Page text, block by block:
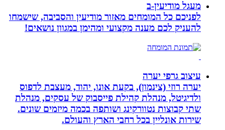
מעגל מודיעין-ב
לפניכם כל המומחים מאזור מודיעין והסביבה, שישמחו
להעניק לכם מענה מקצועי ומהימן במגוון נושאים!
עיצוב גרפי יערה
יערה רוזי (צינמון), בקעת אונו, יהוד, מעצבת לדפוס
ולדיגיטל, מנהלת קהילת פייסבוק של עסקים, מנהלת
שתי קבוצות נטוורקינג ושותפה בכמה מיזמים שונים.
שירות אונליין בכל רחבי הארץ והעולם.